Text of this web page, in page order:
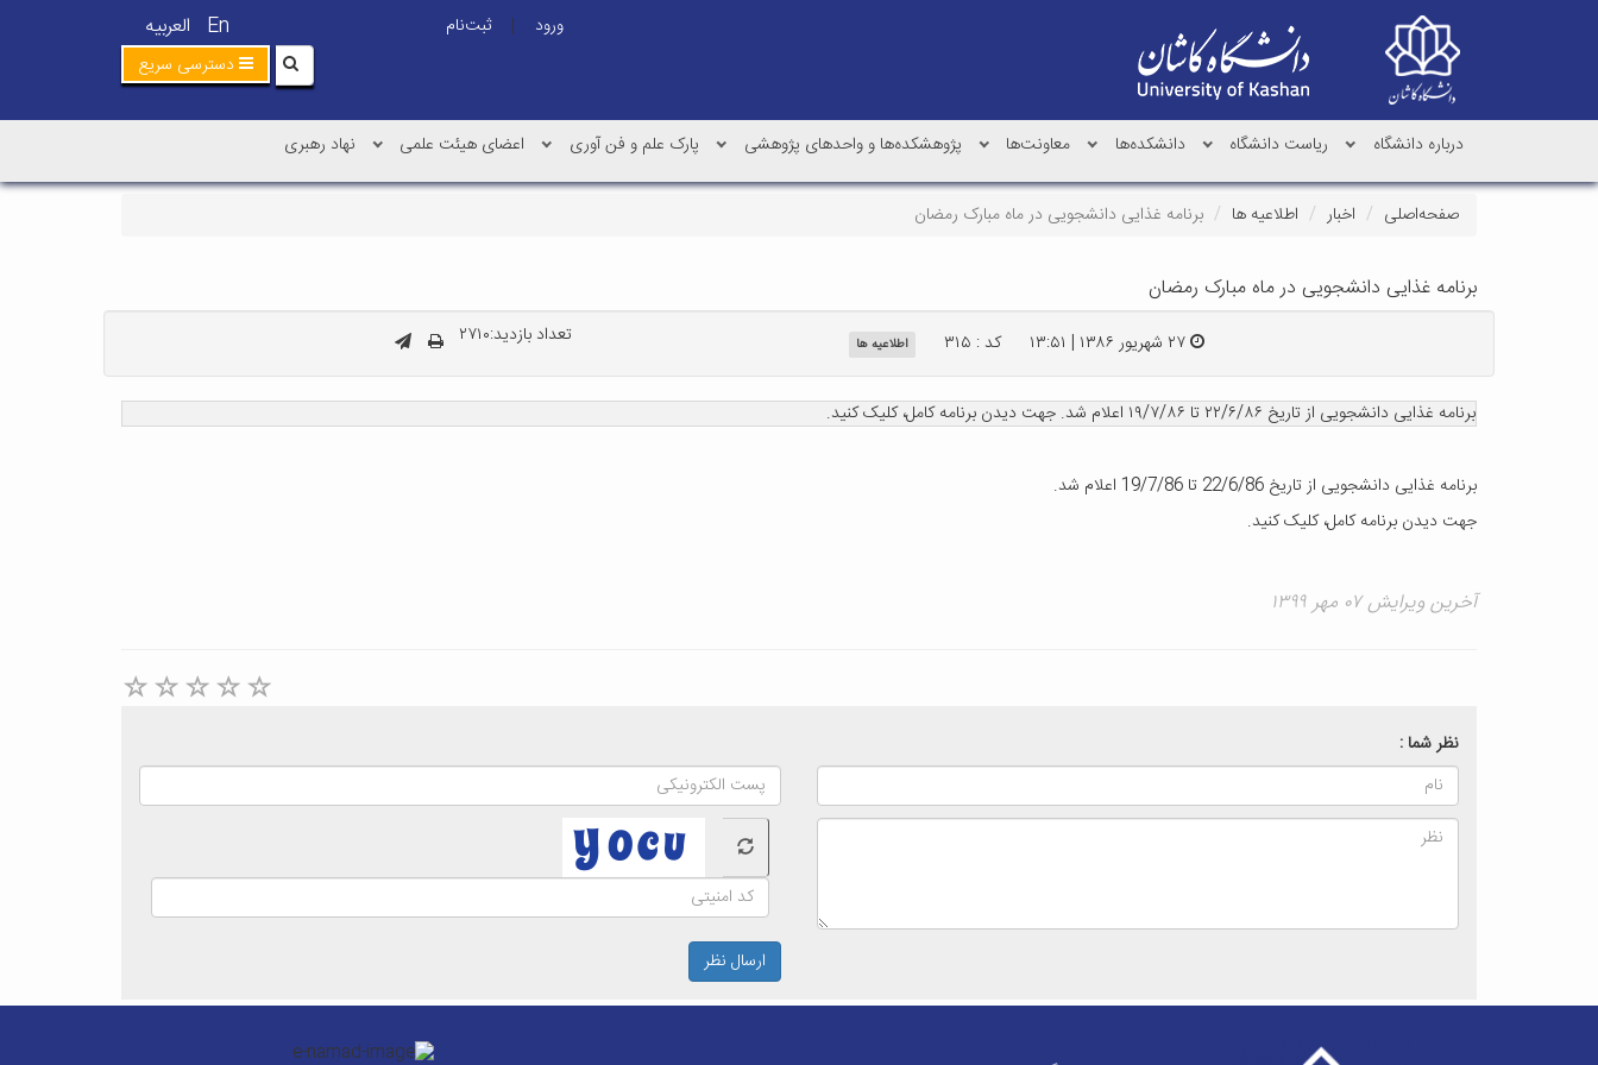
En العربیه ورود |
ثبت‌نام
دسترسی سریع
درباره دانشگاه ریاست دانشگاه دانشکده‌ها معاونت‌ها پژوهشکده‌ها و واحدهای پژوهشی پارک علم و فن آوری اعضای هیئت علمی نهاد رهبری
صفحه‌اصلی اخبار اطلاعیه ها برنامه غذایی دانشجویی در ماه مبارک رمضان
برنامه غذایی دانشجویی در ماه مبارک رمضان
۲۷ شهریور ۱۳۸۶ | ۱۳:۵۱ کد : ۳۱۵ اطلاعیه ها تعداد بازدید:۲۷۱۰
برنامه غذایی دانشجویی از تاریخ ۲۲/۶/۸۶ تا ۱۹/۷/۸۶ اعلام شد. جهت دیدن برنامه کامل، کلیک کنید.
برنامه غذایی دانشجویی از تاریخ 22/6/86 تا 19/7/86 اعلام شد.
جهت دیدن برنامه کامل، کلیک کنید.
آخرین ویرایش ۰۷ مهر ۱۳۹۹
نظر شما :
ارسال نظر